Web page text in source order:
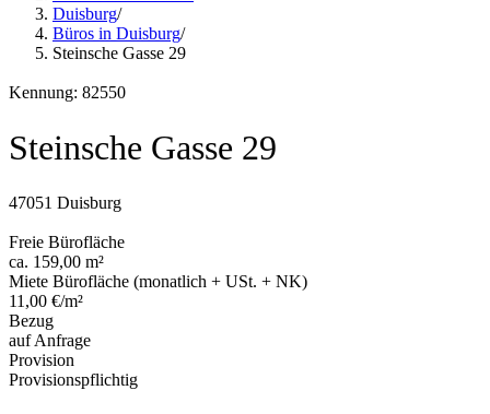
Duisburg/
Büros in Duisburg/
Steinsche Gasse 29
Kennung: 82550
Steinsche Gasse 29
47051 Duisburg
Freie Bürofläche
ca. 159,00 m²
Miete Bürofläche (monatlich + USt. + NK)
11,00 €/m²
Bezug
auf Anfrage
Provision
Provisionspflichtig